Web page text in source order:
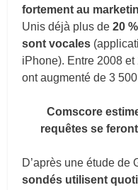
fortement au
Unis déjà plus de20
sont vocales
iPhone). Entre 2008
ont augmenté de 3 500
Comscore
requêtes se
D’après une étude de
sondés utilisent